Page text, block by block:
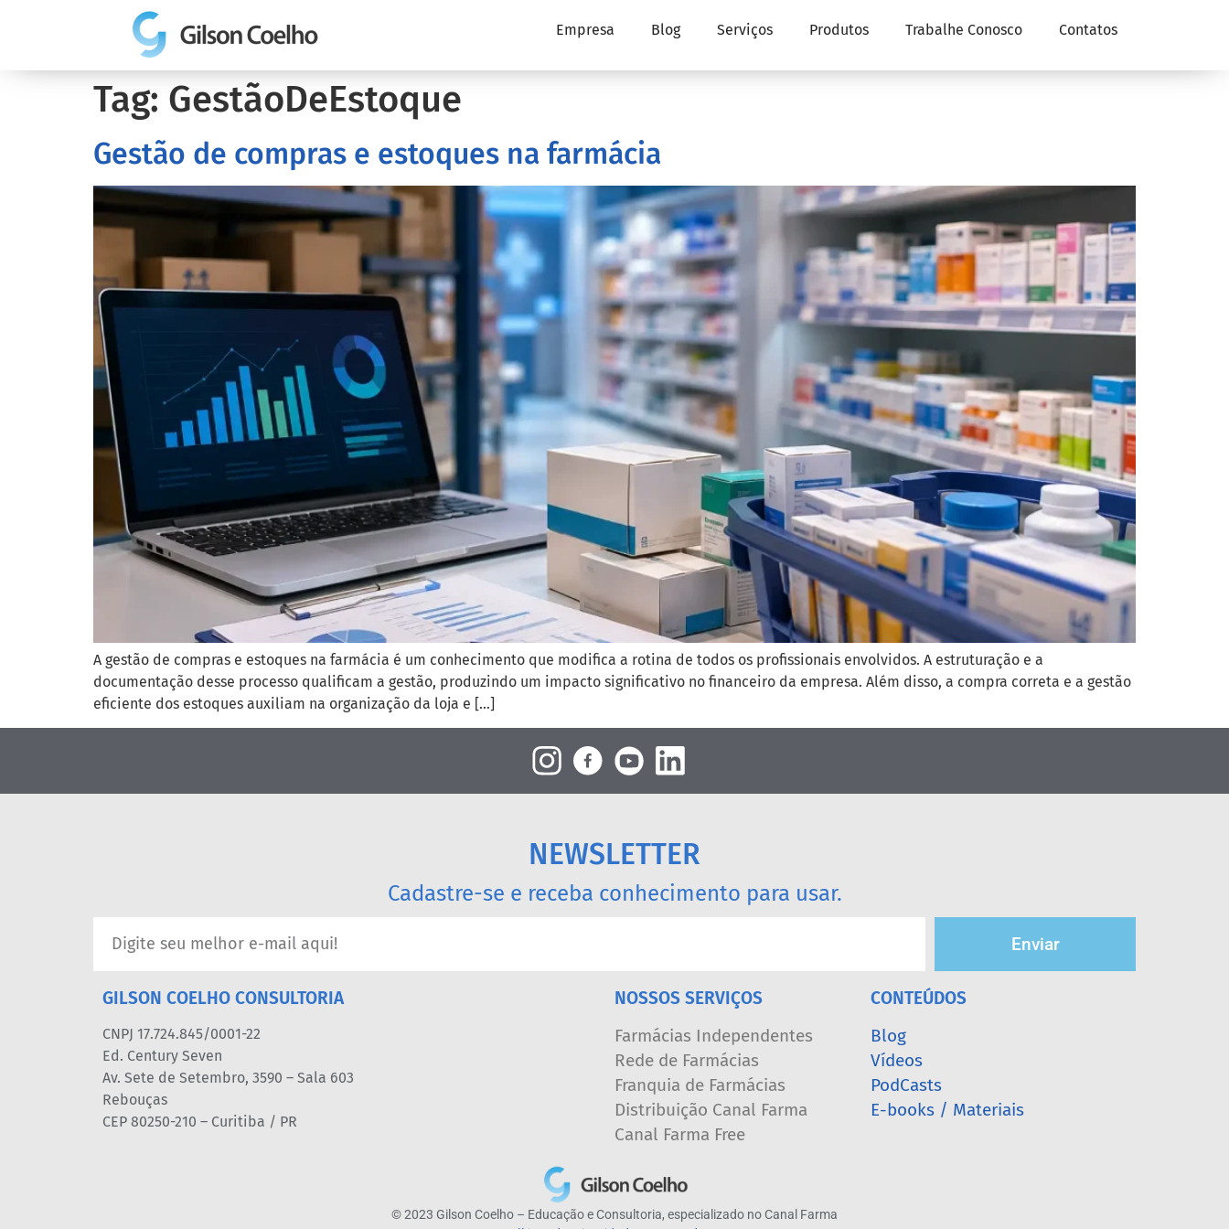
Empresa Blog Serviços Produtos Trabalhe Conosco Contatos
Tag: GestãoDeEstoque
Gestão de compras e estoques na farmácia
A gestão de compras e estoques na farmácia é um conhecimento que modifica a rotina de todos os profissionais envolvidos. A estruturação e a
documentação desse processo qualificam a gestão, produzindo um impacto significativo no financeiro da empresa. Além disso, a compra correta e a gestão
eficiente dos estoques auxiliam na organização da loja e […]
NEWSLETTER
Cadastre-se e receba conhecimento para usar.
Enviar
GILSON COELHO CONSULTORIA
CNPJ 17.724.845/0001-22
Ed. Century Seven
Av. Sete de Setembro, 3590 – Sala 603
Rebouças
CEP 80250-210 – Curitiba / PR
NOSSOS SERVIÇOS
Farmácias Independentes
Rede de Farmácias
Franquia de Farmácias
Distribuição Canal Farma
Canal Farma Free
CONTEÚDOS
Blog
Vídeos
PodCasts
E-books / Materiais
© 2023 Gilson Coelho – Educação e Consultoria, especializado no Canal Farma